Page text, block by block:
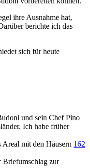
ihre Ausnahme hat,
berichte ich das
sich für heute
und sein Chef Pino
Ich habe früher
mit den Häusern 162
Briefumschlag zur